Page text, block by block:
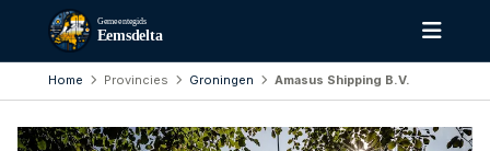
Gemeentegids
Eemsdelta
Home Provincies Groningen Amasus Shipping B.V.